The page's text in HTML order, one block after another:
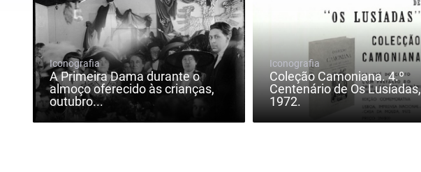
Iconografia
A Primeira Dama durante o
almoço oferecido às crianças,
outubro...
Iconografia
Coleção Camoniana. 4.º
Centenário de Os Lusíadas,
1972.